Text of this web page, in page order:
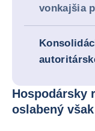
vonkajšia
Hospodársky
oslabený